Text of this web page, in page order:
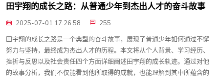
田宇翔的成长之路：从普通少年到杰出人才的奋斗故事
2025-07-01 17:26:58
255
田宇翔的成长之路是一个典型的奋斗故事，展现了普通少年如何通过不懈
努力与坚持，最终成为杰出人才的历程。本文将从个人背景、学习经历、
挫折与反思以及社会责任四个方面详细阐述田宇翔的成长轨迹。通过对他
的故事分析，我们不仅能看到他所取得的成就，也能理解到其中所蕴含的